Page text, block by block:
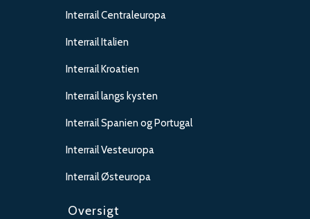
Interrail Centraleuropa
Interrail Italien
Interrail Kroatien
Interrail langs kysten
Interrail Spanien og Portugal
Interrail Vesteuropa
Interrail Østeuropa
Oversigt